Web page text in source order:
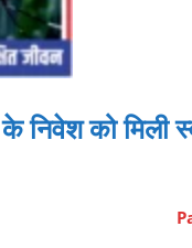
निवेश को मिली